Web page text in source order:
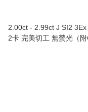
2.00ct - 2.99ct J SI2
2卡 完美切工 無螢光（附